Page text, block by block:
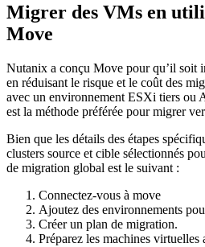
Migrer des VMs en
Move
Nutanix a conçu Move pour qu’il soit
en réduisant le risque et le coût des
avec un environnement ESXi tiers ou
est la méthode préférée pour migrer
Bien que les détails des étapes
clusters source et cible sélectionnés
de migration global est le suivant :
Connectez-vous à move
Ajoutez des environnements
Créer un plan de migration.
Préparez les machines virtuelles